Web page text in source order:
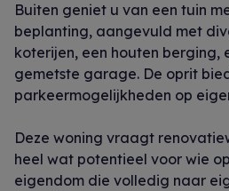
Buiten geniet u van een tuin
beplanting, aangevuld met
koterijen, een houten berging,
gemetste garage. De oprit
parkeermogelijkheden op
Deze woning vraagt
heel wat potentieel voor wie
eigendom die volledig naar